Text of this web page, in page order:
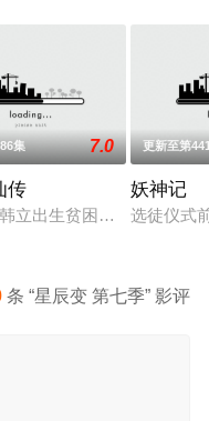
子』全新动画 新作将继
集 7.0
传
立出生贫困，为了让家人
更新至第
妖神记
选徒仪式
条 “星辰变 第七季” 影评